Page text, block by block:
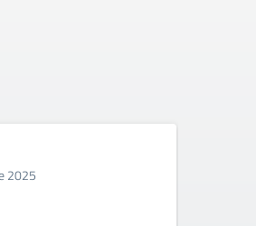
2025